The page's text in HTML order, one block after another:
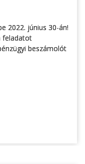
2022. június 30-án!
feladatot
beszámolót